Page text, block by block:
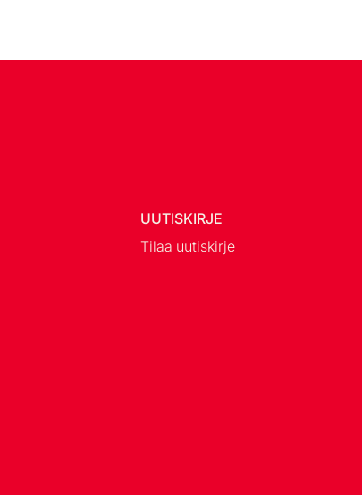
UUTISKIRJE
Tilaa uutiskirje